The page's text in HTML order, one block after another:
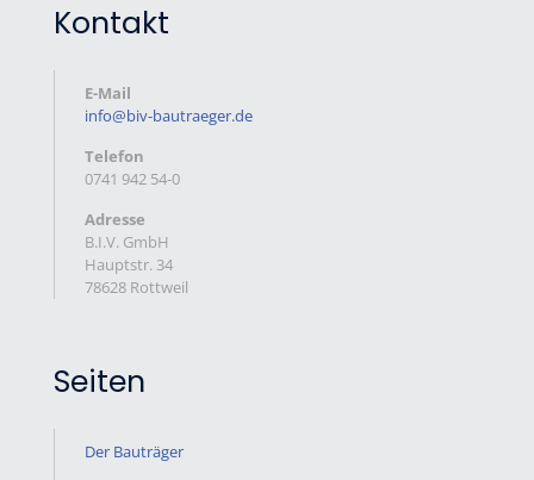
Kontakt
E-Mail
info@biv-bautraeger.de
Telefon
0741 942 54-0
Adresse
B.I.V. GmbH
Hauptstr. 34
78628 Rottweil
Seiten
Der Bauträger